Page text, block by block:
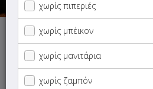
Αυτή τη στιγμή το κατάστημα δεν
χωρίς πιπεριές
χωρίς μπέικον
χωρίς μανιτάρια
χωρίς ζαμπόν